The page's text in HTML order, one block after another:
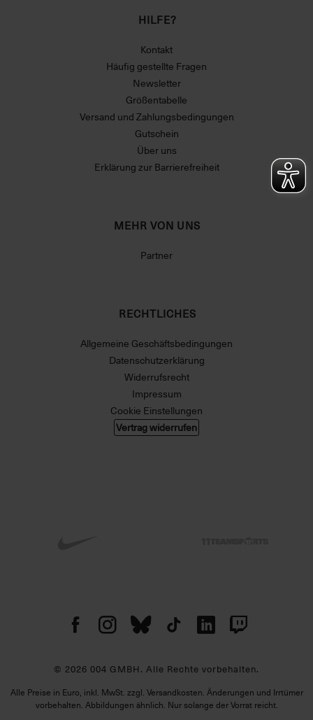
HILFE?
Kontakt
Häufig gestellte Fragen
Newsletter
Größentabelle
Versand und Zahlungsbedingungen
Gutschein
Über uns
Erklärung zur Barrierefreiheit
MEHR VON UNS
Partner
RECHTLICHES
Allgemeine Geschäftsbedingungen
Datenschutzerklärung
Widerrufsrecht
Impressum
Cookie Einstellungen
Vertrag widerrufen
© 2026 004 GMBH. Alle Rechte vorbehalten.
Alle Preise in Euro, inkl. MwSt. zzgl. Versandkosten. Änderungen und Irrtümer
vorbehalten. Abbildungen ähnlich. Nur solange der Vorrat reicht.